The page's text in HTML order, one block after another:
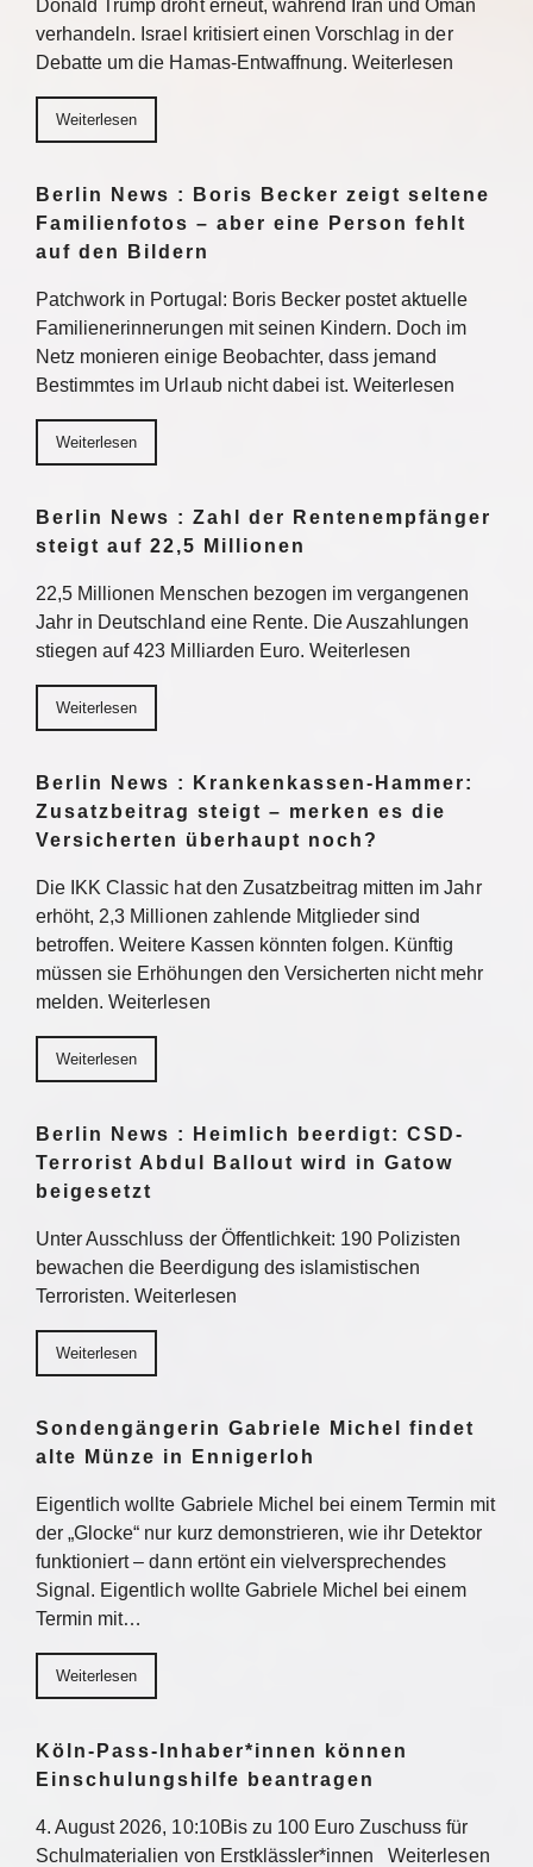
Donald Trump droht erneut, während Iran und Oman
verhandeln. Israel kritisiert einen Vorschlag in der
Debatte um die Hamas-Entwaffnung. Weiterlesen
Weiterlesen
Berlin News : Boris Becker zeigt seltene
Familienfotos – aber eine Person fehlt
auf den Bildern
Patchwork in Portugal: Boris Becker postet aktuelle
Familienerinnerungen mit seinen Kindern. Doch im
Netz monieren einige Beobachter, dass jemand
Bestimmtes im Urlaub nicht dabei ist. Weiterlesen
Weiterlesen
Berlin News : Zahl der Rentenempfänger
steigt auf 22,5 Millionen
22,5 Millionen Menschen bezogen im vergangenen
Jahr in Deutschland eine Rente. Die Auszahlungen
stiegen auf 423 Milliarden Euro. Weiterlesen
Weiterlesen
Berlin News : Krankenkassen-Hammer:
Zusatzbeitrag steigt – merken es die
Versicherten überhaupt noch?
Die IKK Classic hat den Zusatzbeitrag mitten im Jahr
erhöht, 2,3 Millionen zahlende Mitglieder sind
betroffen. Weitere Kassen könnten folgen. Künftig
müssen sie Erhöhungen den Versicherten nicht mehr
melden. Weiterlesen
Weiterlesen
Berlin News : Heimlich beerdigt: CSD-
Terrorist Abdul Ballout wird in Gatow
beigesetzt
Unter Ausschluss der Öffentlichkeit: 190 Polizisten
bewachen die Beerdigung des islamistischen
Terroristen. Weiterlesen
Weiterlesen
Sondengängerin Gabriele Michel findet
alte Münze in Ennigerloh
Eigentlich wollte Gabriele Michel bei einem Termin mit
der „Glocke“ nur kurz demonstrieren, wie ihr Detektor
funktioniert – dann ertönt ein vielversprechendes
Signal. Eigentlich wollte Gabriele Michel bei einem
Termin mit…
Weiterlesen
Köln-Pass-Inhaber*innen können
Einschulungshilfe beantragen
4. August 2026, 10:10Bis zu 100 Euro Zuschuss für
Schulmaterialien von Erstklässler*innen Weiterlesen